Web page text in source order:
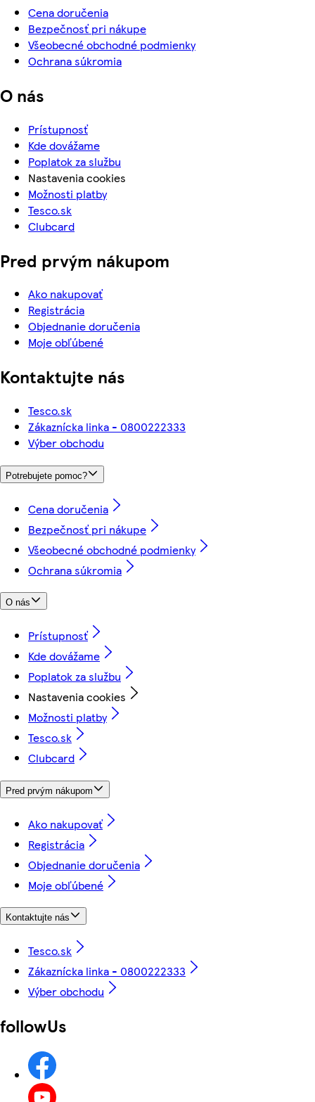
Cena doručenia
Bezpečnosť pri nákupe
Všeobecné obchodné podmienky
Ochrana súkromia
O nás
Prístupnosť
Kde dovážame
Poplatok za službu
Nastavenia cookies
Možnosti platby
Tesco.sk
Clubcard
Pred prvým nákupom
Ako nakupovať
Registrácia
Objednanie doručenia
Moje obľúbené
Kontaktujte nás
Tesco.sk
Zákaznícka linka - 0800222333
Výber obchodu
Potrebujete pomoc?
Cena doručenia
Bezpečnosť pri nákupe
Všeobecné obchodné podmienky
Ochrana súkromia
O nás
Prístupnosť
Kde dovážame
Poplatok za službu
Nastavenia cookies
Možnosti platby
Tesco.sk
Clubcard
Pred prvým nákupom
Ako nakupovať
Registrácia
Objednanie doručenia
Moje obľúbené
Kontaktujte nás
Tesco.sk
Zákaznícka linka - 0800222333
Výber obchodu
followUs